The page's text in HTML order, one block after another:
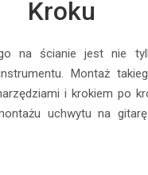
Kroku
na ścianie jest nie
Montaż
i krokiem po
uchwytu na